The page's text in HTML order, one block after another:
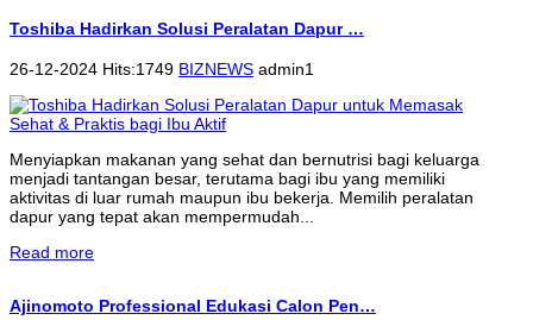
Toshiba Hadirkan Solusi Peralatan Dapur …
26-12-2024 Hits:1749 BIZNEWS admin1
Menyiapkan makanan yang sehat dan bernutrisi bagi keluarga
menjadi tantangan besar, terutama bagi ibu yang memiliki
aktivitas di luar rumah maupun ibu bekerja. Memilih peralatan
dapur yang tepat akan mempermudah...
Read more
Ajinomoto Professional Edukasi Calon Pen…